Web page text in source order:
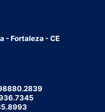
- Fortaleza - CE